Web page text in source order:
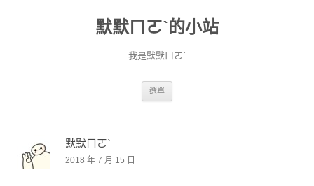
默默ㄇㄛˋ的小站
我是默默ㄇㄛˋ
選單
默默ㄇㄛˋ
2018 年 7 月 15 日